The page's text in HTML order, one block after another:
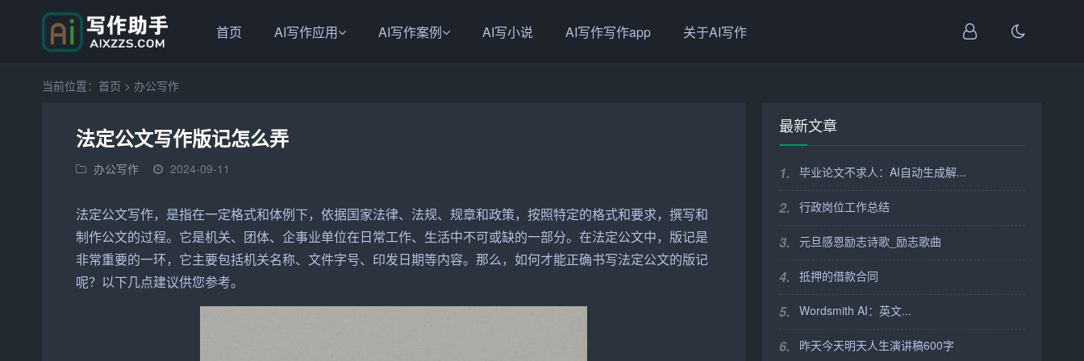
首页 AI写作应用 AI写作案例 AI写小说 AI写作写作app 关于AI写作
当前位置： 首页 > 办公写作
法定公文写作版记怎么弄
办公写作 2024-09-11
法定公文写作，是指在一定格式和体例下，依据国家法律、法规、规章和政策，按照特定的格式和要求，撰写和
制作公文的过程。它是机关、团体、企事业单位在日常工作、生活中不可或缺的一部分。在法定公文中， 版记是
非常重要的一环，它主要包括机关名称、文件字号、印发日期等内容。那么，如何才能正确书写法定公文的版记
呢？以下几点建议供您参考。
最新文章
1. 毕业论文不求人：AI自动生成解...
2. 行政岗位工作总结
3. 元旦感恩励志诗歌_励志歌曲
4. 抵押的借款合同
5. Wordsmith AI：英文...
6. 昨天今天明天人生演讲稿600字